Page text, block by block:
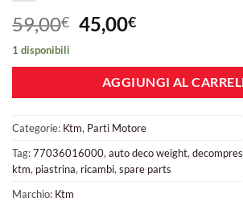
59,00€ Il
prezzo
originale
era:
59,00€.
45,00€Il
attuale
è:
45,00€.
1 disponibili
AGGIUNGI AL
Categorie: Ktm, Parti Motore
Tag:77036016000, auto deco weight,
ktm, piastrina, ricambi, spare parts
Marchio: Ktm